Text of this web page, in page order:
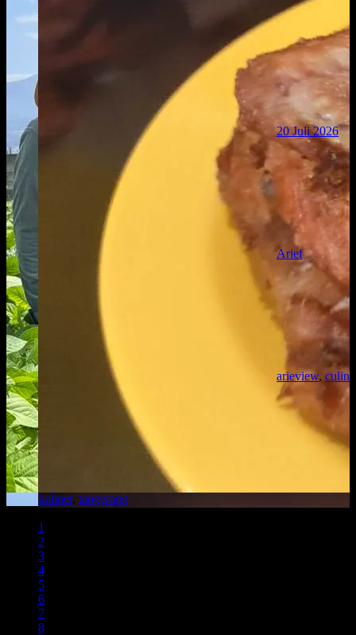
20 Juli 2026
Arief
arieview,
kuliner, tangerang
1
2
3
4
5
6
7
8